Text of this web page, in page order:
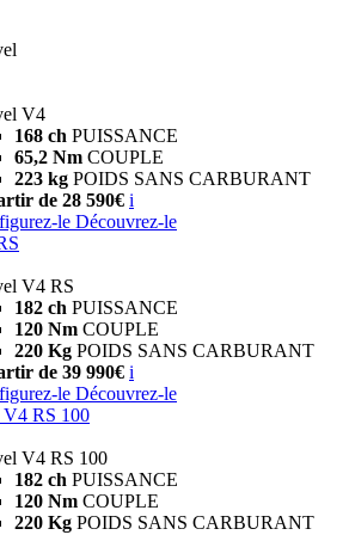
V4
168 ch PUISSANCE
65,2 Nm COUPLE
223 kg POIDS SANS CARBURANT
de 28 590€ i
le Découvrez-le
V4 RS
182 ch PUISSANCE
120 Nm COUPLE
220 Kg POIDS SANS CARBURANT
de 39 990€ i
le Découvrez-le
V4 RS 100
V4 RS 100
182 ch PUISSANCE
120 Nm COUPLE
220 Kg POIDS SANS CARBURANT